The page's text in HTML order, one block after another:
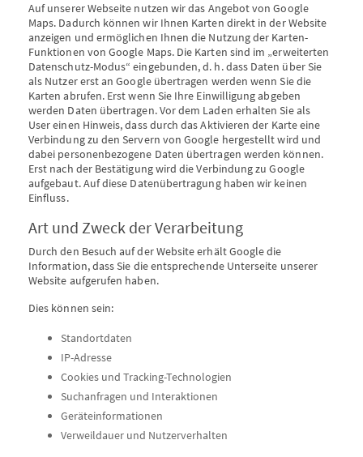
Auf unserer Webseite nutzen wir das Angebot von Google
Maps. Dadurch können wir Ihnen Karten direkt in der Website
anzeigen und ermöglichen Ihnen die Nutzung der Karten-
Funktionen von Google Maps. Die Karten sind im „erweiterten
Datenschutz-Modus“ eingebunden, d. h. dass Daten über Sie
als Nutzer erst an Google übertragen werden wenn Sie die
Karten abrufen. Erst wenn Sie Ihre Einwilligung abgeben
werden Daten übertragen. Vor dem Laden erhalten Sie als
User einen Hinweis, dass durch das Aktivieren der Karte eine
Verbindung zu den Servern von Google hergestellt wird und
dabei personenbezogene Daten übertragen werden können.
Erst nach der Bestätigung wird die Verbindung zu Google
aufgebaut. Auf diese Datenübertragung haben wir keinen
Einfluss.
Art und Zweck der Verarbeitung
Durch den Besuch auf der Website erhält Google die
Information, dass Sie die entsprechende Unterseite unserer
Website aufgerufen haben.
Dies können sein:
Standortdaten
IP-Adresse
Cookies und Tracking-Technologien
Suchanfragen und Interaktionen
Geräteinformationen
Verweildauer und Nutzerverhalten